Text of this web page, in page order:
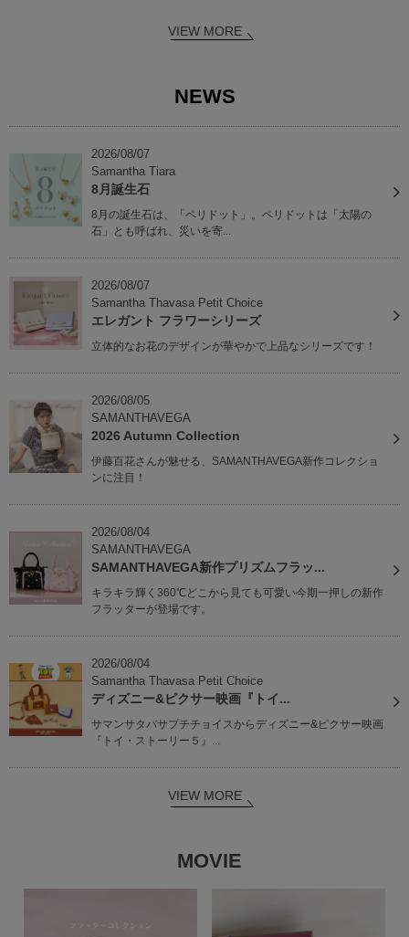
VIEW MORE
NEWS
2026/08/07
Samantha Tiara
8月誕生石
8月の誕生石は、「ペリドット」。ペリドットは「太陽の
石」とも呼ばれ、災いを寄...
2026/08/07
Samantha Thavasa Petit Choice
エレガント フラワーシリーズ
立体的なお花のデザインが華やかで上品なシリーズです！
2026/08/05
SAMANTHAVEGA
2026 Autumn Collection
伊藤百花さんが魅せる、SAMANTHAVEGA新作コレクショ
ンに注目！
2026/08/04
SAMANTHAVEGA
SAMANTHAVEGA新作プリズムフラッ...
キラキラ輝く360℃どこから見ても可愛い今期一押しの新作
フラッターが登場です。
2026/08/04
Samantha Thavasa Petit Choice
ディズニー&ピクサー映画『トイ...
サマンサタバサプチチョイスからディズニー&ピクサー映画
『トイ・ストーリー５』...
VIEW MORE
MOVIE